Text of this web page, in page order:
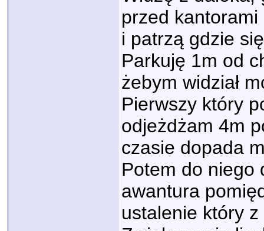
przed
i patrzą gdzie
Parkuję 1m od
żebym widział
Pierwszy który
odjeżdżam 4m
czasie dopada
Potem do niego
awantura
ustalenie który